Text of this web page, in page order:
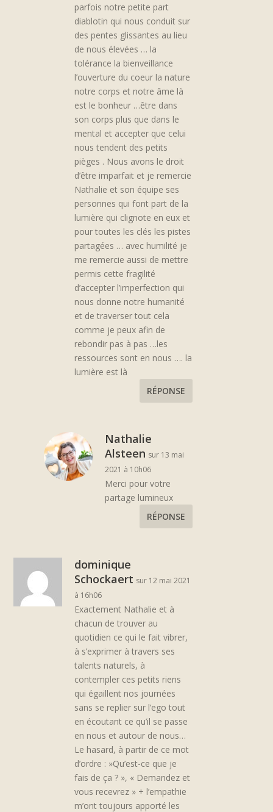
parfois notre petite part
diablotin qui nous conduit sur
des pentes glissantes au lieu
de nous élevées … la
tolérance la bienveillance
l’ouverture du coeur la nature
notre corps et notre âme là
est le bonheur …être dans
son corps plus que dans le
mental et accepter que celui
nous tendent des petits
pièges . Nous avons le droit
d’être imparfait et je remercie
Nathalie et son équipe ses
personnes qui font part de la
lumière qui clignote en eux et
pour toutes les clés les pistes
partagées … avec humilité je
me remercie aussi de mettre
permis cette fragilité
d’accepter l’imperfection qui
nous donne notre humanité
et de traverser tout cela
comme je peux afin de
rebondir pas à pas …les
ressources sont en nous …. la
lumière est là
RÉPONSE
Nathalie
Alsteen sur 13 mai
2021 à 10h06
Merci pour votre
partage lumineux
RÉPONSE
dominique
Schockaert sur 12 mai 2021
à 16h06
Exactement Nathalie et à
chacun de trouver au
quotidien ce qui le fait vibrer,
à s’exprimer à travers ses
talents naturels, à
contempler ces petits riens
qui égaillent nos journées
sans se replier sur l’ego tout
en écoutant ce qu’il se passe
en nous et autour de nous…
Le hasard, à partir de ce mot
d’ordre : »Qu’est-ce que je
fais de ça ? », « Demandez et
vous recevrez » + l’empathie
m’ont toujours apporté les